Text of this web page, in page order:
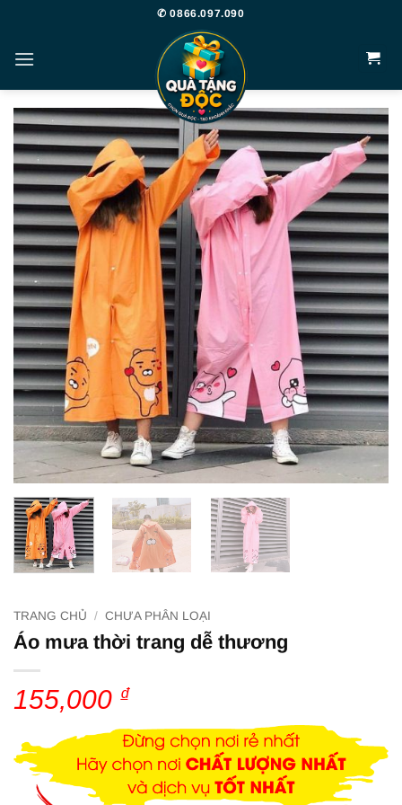
nội
✆ 0866.097.090
TRANG CHỦ / CHƯA PHÂN LOẠI
Áo mưa thời trang dễ thương
155,000 ₫